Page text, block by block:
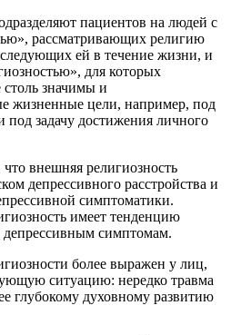
пациентов на людей с
рассматривающих религию
ей в течение жизни, и
для которых
значимы и
жизненные цели, например, под
задачу достижения личного
внешняя религиозность
депрессивного расстройства и
симптоматики.
имеет тенденцию
депрессивным симптомам.
более выражен у лиц,
ситуацию: нередко травма
глубокому духовному развитию